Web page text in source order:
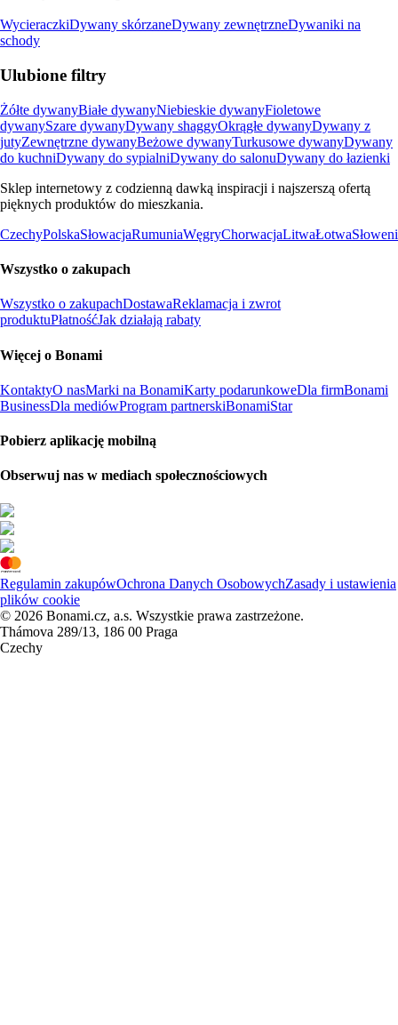
WycieraczkiDywany skórzaneDywany zewnętrzneDywaniki na
schody
Ulubione filtry
Żółte dywanyBiałe dywanyNiebieskie dywanyFioletowe
dywanySzare dywanyDywany shaggyOkrągłe dywanyDywany z
jutyZewnętrzne dywanyBeżowe dywanyTurkusowe dywanyDywany
do kuchniDywany do sypialniDywany do salonuDywany do łazienki
Sklep internetowy z codzienną dawką inspiracji i najszerszą ofertą
pięknych produktów do mieszkania.
CzechyPolskaSłowacjaRumuniaWęgryChorwacjaLitwaŁotwa
Wszystko o zakupach
Wszystko o zakupachDostawaReklamacja i zwrot
produktuPłatnośćJak działają rabaty
Więcej o Bonami
KontaktyO nasMarki na BonamiKarty podarunkoweDla firmBonami
BusinessDla mediówProgram partnerskiBonamiStar
Pobierz aplikację mobilną
Obserwuj nas w mediach społecznościowych
Regulamin zakupówOchrona Danych OsobowychZasady i ustawienia
plików cookie
© 2026 Bonami.cz, a.s. Wszystkie prawa zastrzeżone.
Thámova 289/13, 186 00 Praga
Czechy